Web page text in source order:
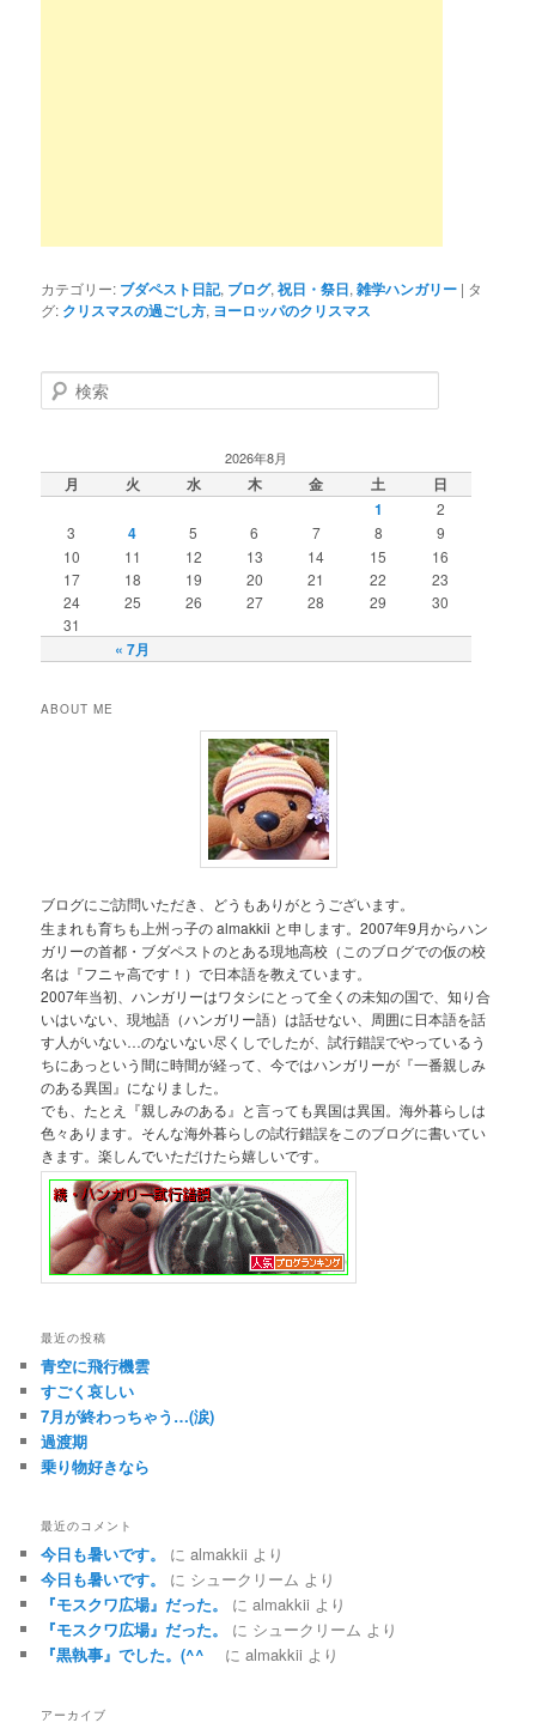
カテゴリー: ブダペスト日記, ブログ,祝日・祭日,雑学ハンガリー | タ
グ: クリスマスの過ごし方, ヨーロッパのクリスマス
検
索
2026年8月
月 火 水 木 金 土 日
« 7月
1
2
3
4 5 6 7 8
9
10
11 12 13 14 15
16
17
18 19 20 21 22
23
24
25 26 27 28 29
30
31
ABOUT ME
ブログにご訪問いただき、どうもありがとうございます。
生まれも育ちも上州っ子の almakkii と申します。2007年9月からハン
ガリーの首都・ブダペストのとある現地高校（このブログでの仮の校
名は『フニャ高です！）で日本語を教えています。
2007年当初、ハンガリーはワタシにとって全くの未知の国で、知り合
いはいない、現地語（ハンガリー語）は話せない、周囲に日本語を話
す人がいない…のないない尽くしでしたが、試行錯誤でやっているう
ちにあっという間に時間が経って、今ではハンガリーが『一番親しみ
のある異国』になりました。
でも、たとえ『親しみのある』と言っても異国は異国。海外暮らしは
色々あります。そんな海外暮らしの試行錯誤をこのブログに書いてい
きます。楽しんでいただけたら嬉しいです。
最近の投稿
青空に飛行機雲
すごく哀しい
7月が終わっちゃう…(涙)
過渡期
乗り物好きなら
最近のコメント
今日も暑いです。 にalmakkii より
今日も暑いです。
に シュークリーム より
『モスクワ広場』だった。
にalmakkii より
『モスクワ広場』だった。
に シュークリーム より
『黒執事』でした。(^^ゞ
にalmakkii より
アーカイブ